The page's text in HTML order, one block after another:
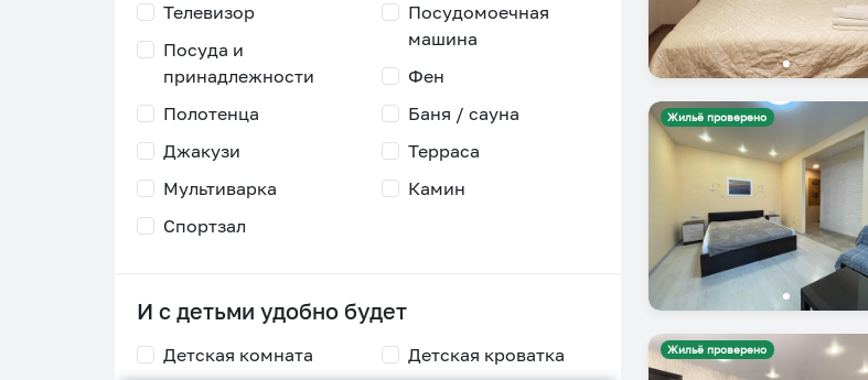
Телевизор
Посуда и
принадлежности
Посудомоечная
машина
Фен
Полотенца
Джакузи
Баня / сауна
Терраса
Мультиварка
Спортзал
Камин
И с детьми удобно будет
Детская комната
Детская кроватка
Жильё проверено
Жильё проверено